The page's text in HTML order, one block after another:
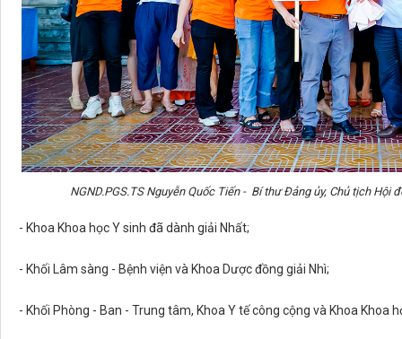
NGND.PGS.TS Nguyễn Quốc Tiến - Bí thư Đảng ủy, Chủ tịch Hội
- Khoa Khoa học Y sinh đã dành giải Nhất;
- Khối Lâm sàng - Bệnh viện và Khoa Dược đồng giải Nhì;
- Khối Phòng - Ban - Trung tâm, Khoa Y tế công cộng và Khoa Khoa